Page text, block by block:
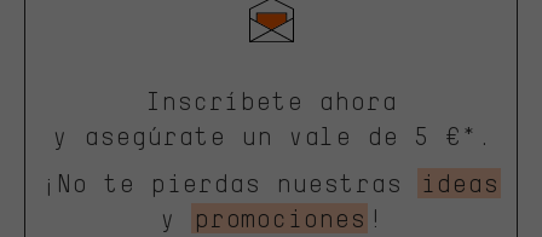
Inscríbete ahora
y asegúrate un vale de 5 €*.
¡No te pierdas nuestras
ideas
y
promociones !